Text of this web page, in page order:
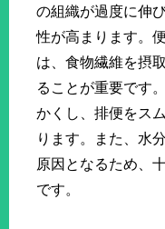
の組織が過度に伸
性が高まります。
は、食物繊維を摂
ることが重要です
かくし、排便をス
ります。また、水
原因となるため、
です。